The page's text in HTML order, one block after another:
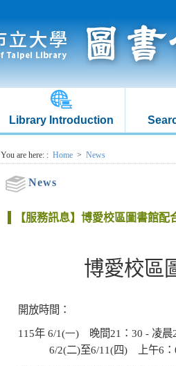
Library Introduction
:::You are here: : Home > News
News
【服務訊息】博愛校區圖書館
博愛校區
開放時間：
115年 6/1(一) 晚間21：30 - 凌晨
6/2(二)至6/11(四)
上午6 ：